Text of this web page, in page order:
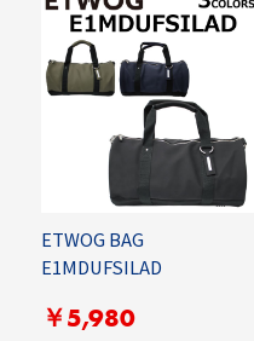
ETWOG BAG
E1MDUFSILAD
￥5,980